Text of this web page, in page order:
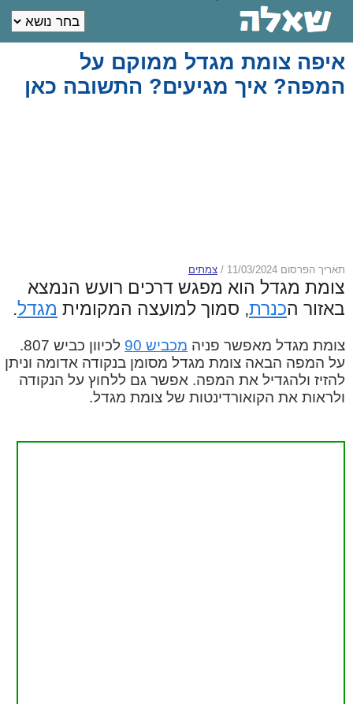
איפה צומת מגדל ממוקם על
המפה? איך מגיעים? התשובה כאן
תאריך הפרסום 11/03/2024 / צמתים
צומת מגדל הוא מפגש דרכים רועש הנמצא
באזור הכנרת, סמוך למועצה המקומית מגדל.
צומת מגדל מאפשר פניה מכביש 90
לכיוון כביש 807.
על המפה הבאה צומת מגדל מסומן בנקודה אדומה וניתן
להזיז ולהגדיל את המפה. אפשר גם ללחוץ על הנקודה
ולראות את הקואורדינטות של צומת מגדל.